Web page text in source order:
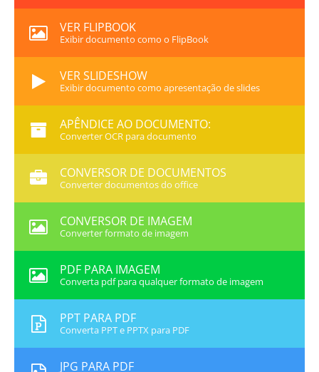
VER FLIPBOOK
Exibir documento como o FlipBook
VER SLIDESHOW
Exibir documento como apresentação de slides
APÊNDICE AO DOCUMENTO:
Converter OCR para documento
CONVERSOR DE DOCUMENTOS
Converter documentos do office
CONVERSOR DE IMAGEM
Converter formato de imagem
PDF PARA IMAGEM
Converta pdf para qualquer formato de imagem
PPT PARA PDF
Converta PPT e PPTX para PDF
JPG PARA PDF